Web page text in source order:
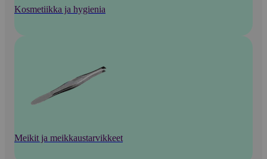
Kosmetiikka ja hygienia
Meikit ja meikkaustarvikkeet